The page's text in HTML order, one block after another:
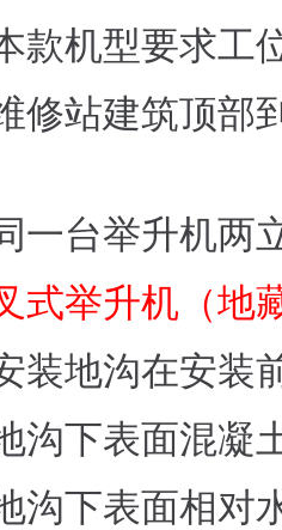
款机型要求工
修站建筑顶
一台举升机
式举升机（地
装地沟在安
沟下表面混凝
沟下表面相对